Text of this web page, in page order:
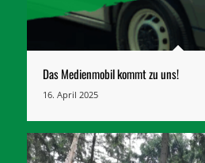
Das Medienmobil kommt zu uns!
16. April 2025